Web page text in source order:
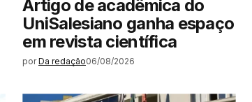
Artigo de acadêmica do
UniSalesiano ganha espaço
em revista científica
por Da redação06/08/2026